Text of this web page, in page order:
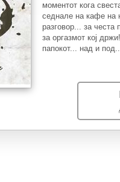
моментот кога
седнале на кафе на
разговор... за честа
за оргазмот кој
папокот... над и